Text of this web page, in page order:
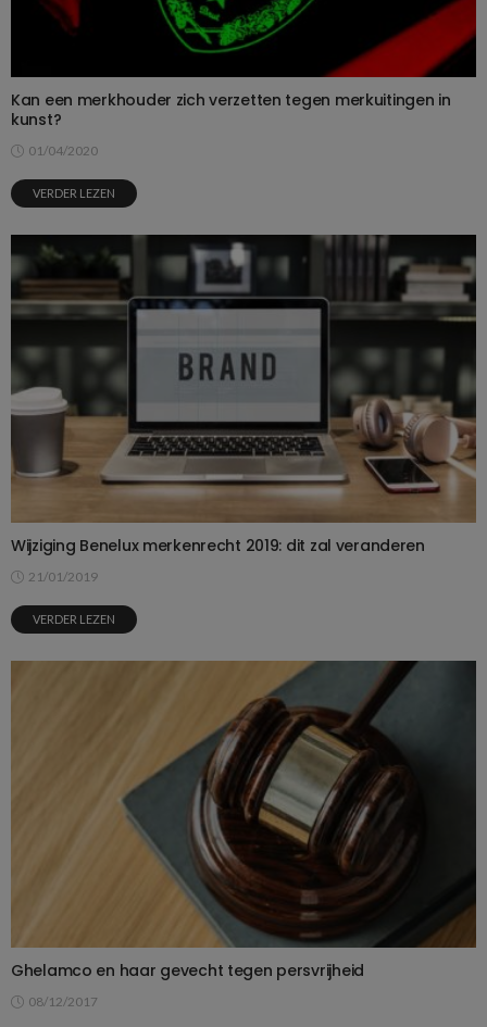
Kan een merkhouder zich verzetten tegen merkuitingen in
kunst?
01/04/2020
VERDER LEZEN
Wijziging Benelux merkenrecht 2019: dit zal veranderen
21/01/2019
VERDER LEZEN
Ghelamco en haar gevecht tegen persvrijheid
08/12/2017